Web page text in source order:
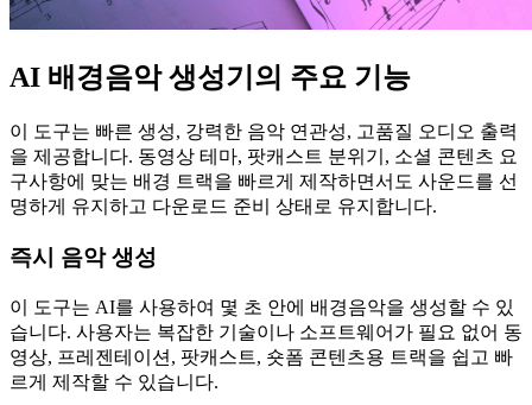
AI 배경음악 생성기의 주요 기능
이 도구는 빠른 생성, 강력한 음악 연관성, 고품질 오디오 출력
을 제공합니다. 동영상 테마, 팟캐스트 분위기, 소셜 콘텐츠 요
구사항에 맞는 배경 트랙을 빠르게 제작하면서도 사운드를 선
명하게 유지하고 다운로드 준비 상태로 유지합니다.
즉시 음악 생성
이 도구는 AI를 사용하여 몇 초 안에 배경음악을 생성할 수 있
습니다. 사용자는 복잡한 기술이나 소프트웨어가 필요 없어 동
영상, 프레젠테이션, 팟캐스트, 숏폼 콘텐츠용 트랙을 쉽고 빠
르게 제작할 수 있습니다.